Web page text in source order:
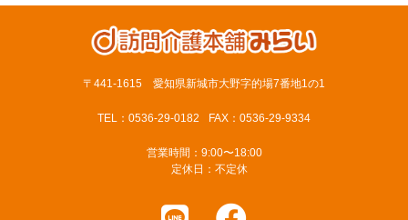
〒441-1615 愛知県新城市大野字的場7番地1の1
TEL：0536-29-0182 FAX：0536-29-9334
営業時間：9:00〜18:00
定休日：不定休